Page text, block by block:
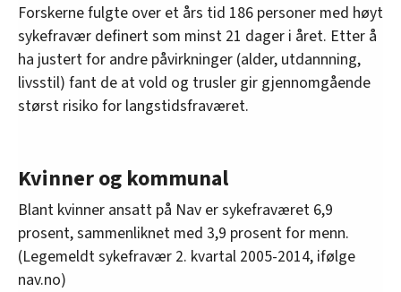
Forskerne fulgte over et års tid 186 personer med høyt
sykefravær definert som minst 21 dager i året. Etter å
ha justert for andre påvirkninger (alder, utdannning,
livsstil) fant de at vold og trusler gir gjennomgående
størst risiko for langstidsfraværet.
Kvinner og kommunal
Blant kvinner ansatt på Nav er sykefraværet 6,9
prosent, sammenliknet med 3,9 prosent for menn.
(Legemeldt sykefravær 2. kvartal 2005-2014, ifølge
nav.no)